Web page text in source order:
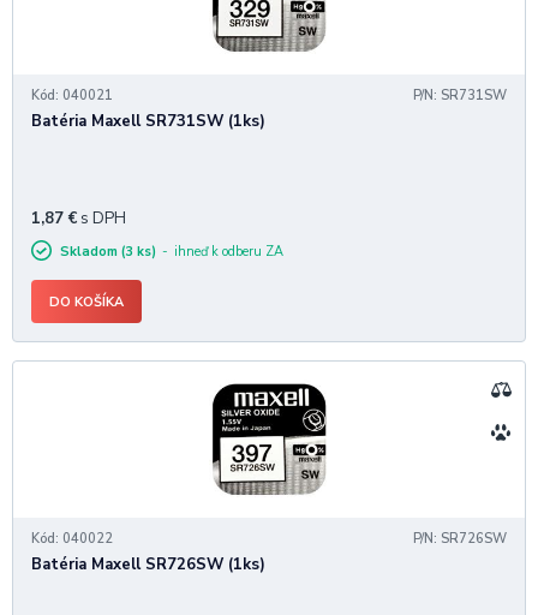
Kód: 040021 P/N: SR731SW
Batéria Maxell SR731SW (1ks)
1,87 € s DPH
Skladom (3 ks) ihneď k odberu ZA
DO KOŠÍKA
Kód: 040022 P/N: SR726SW
Batéria Maxell SR726SW (1ks)